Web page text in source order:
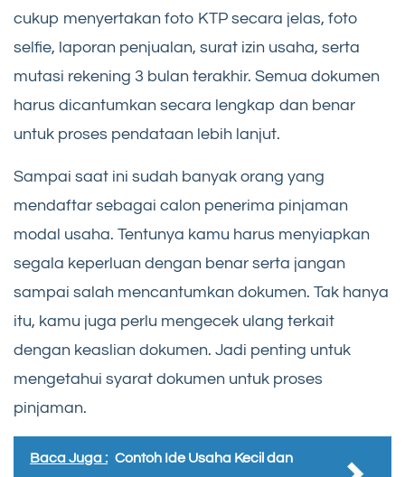
cukup menyertakan foto KTP secara jelas, foto
selfie, laporan penjualan, surat izin usaha, serta
mutasi rekening 3 bulan terakhir. Semua dokumen
harus dicantumkan secara lengkap dan benar
untuk proses pendataan lebih lanjut.
Sampai saat ini sudah banyak orang yang
mendaftar sebagai calon penerima pinjaman
modal usaha. Tentunya kamu harus menyiapkan
segala keperluan dengan benar serta jangan
sampai salah mencantumkan dokumen. Tak hanya
itu, kamu juga perlu mengecek ulang terkait
dengan keaslian dokumen. Jadi penting untuk
mengetahui syarat dokumen untuk proses
pinjaman.
Baca Juga : Contoh Ide Usaha Kecil dan